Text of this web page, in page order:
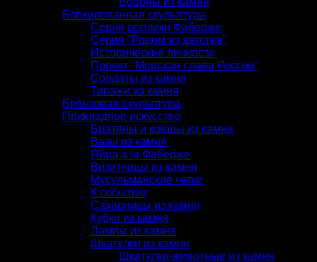
Блокированная скульптура
Серия реплики Фаберже
Серия "Родом из детства"
Исторические личности
Проект "Морская слава России"
Солдаты из камня
Типажи из камня
Бронзовая скульптура
Прикладное искусство
Братины и ковшы из камня
Вазы из камня
Яйца a la Фаберже
Визитницы из камня
Мусульманские четки
К событию
Сахарницы из камня
Кубки из камня
Лампы из камня
Шкатулки из камня
Шкатулки-животные из камня